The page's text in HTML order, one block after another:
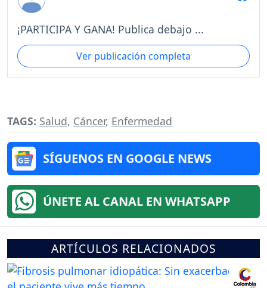
¡PARTICIPA Y GANA! Publica debajo ...
Ver publicación completa
TAGS: Salud, Cáncer, Enfermedad
SÍGUENOS EN GOOGLE NEWS
ÚNETE AL CANAL EN WHATSAPP
ARTÍCULOS RELACIONADOS